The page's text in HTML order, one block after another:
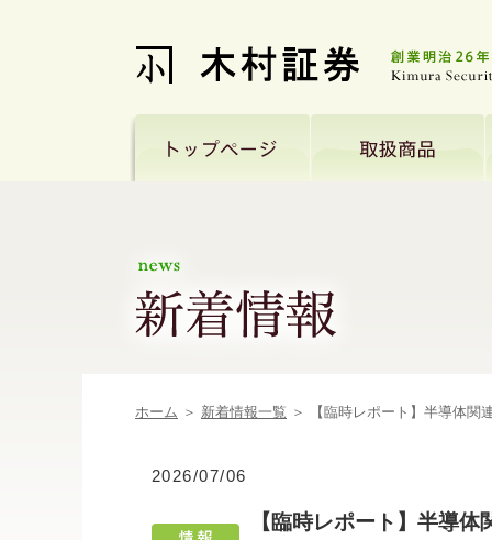
ホーム ＞ 新着情報一覧 ＞ 【臨時レポート】半導
2026/07/06
【臨時レポート】半導